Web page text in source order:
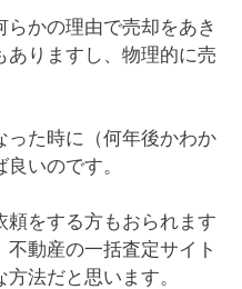
かの理由で売却をあき
ありますし、物理的に売
った時に（何年後かわか
いのです。
をする方もおられます
動産の一括査定サイト
法だと思います。